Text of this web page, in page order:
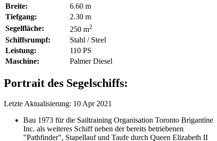
Breite:
6.60 m
Tiefgang:
2.30 m
Segelfläche:
250 m2
Schiffsrumpf:
Stahl / Steel
Leistung:
110 PS
Maschine:
Palmer Diesel
Portrait des Segelschiffs:
Letzte Aktualisierung: 10 Apr 2021
Bau 1973 für die Sailtraining Organisation Toronto Brigantine
Inc. als weiteres Schiff neben der bereits betriebenen
"Pathfinder", Stapellauf und Taufe durch Queen Elizabeth II